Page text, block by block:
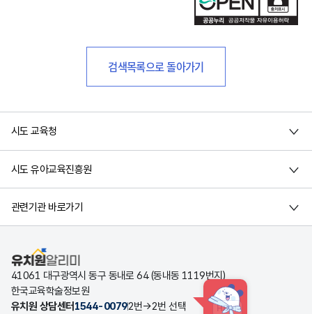
검색목록으로 돌아가기
시도 교육청
시도 유아교육진흥원
관련기관 바로가기
유치원알리미
41061 대구광역시 동구 동내로 64 (동내동 1119번지)
한국교육학술정보원
유치원 상담센터 1544-00792번→2번 선택 HINT